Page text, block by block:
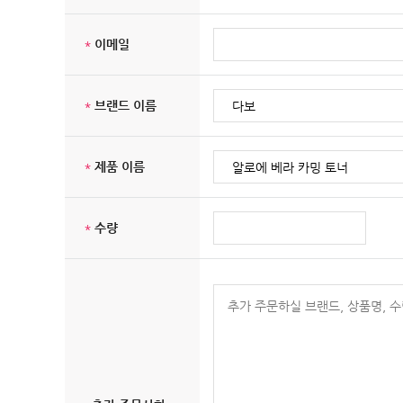
* 이메일
* 브랜드 이름
* 제품 이름
* 수량